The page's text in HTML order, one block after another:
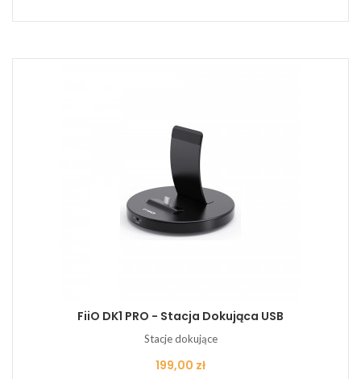
FiiO DK1 PRO - Stacja Dokująca USB
Stacje dokujące
Cena
199,00 zł